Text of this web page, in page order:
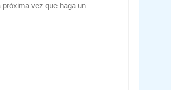
vez que haga un